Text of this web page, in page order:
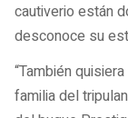
cautiverio están
desconoce su
“También
familia del